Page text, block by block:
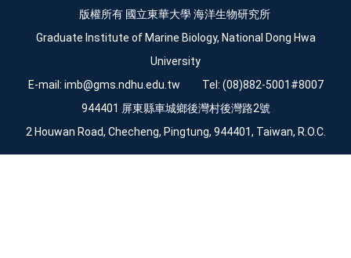
版權所有 國立東華大學 海洋生物研究所
Graduate Institute of Marine Biology, National Dong Hwa
University
E-mail: imb@gms.ndhu.edu.tw Tel: (08)882-5001#8007
944401 屏東縣車城鄉後灣村後灣路2號
2 Houwan Road, Checheng, Pingtung, 944401, Taiwan, R.O.C.